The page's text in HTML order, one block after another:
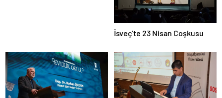
İsveç’te 23 Nisan Coşkusu